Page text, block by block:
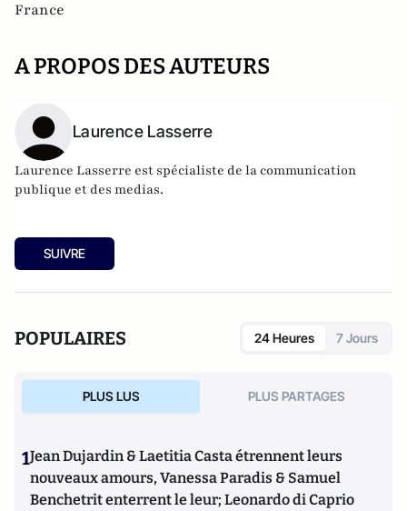
France
A PROPOS DES AUTEURS
Laurence Lasserre
Laurence Lasserre est spécialiste de la communication
publique et des medias.
SUIVRE
POPULAIRES 24 Heures 7 Jours
PLUS LUS PLUS PARTAGES
1Jean Dujardin & Laetitia Casta étrennent leurs
nouveaux amours, Vanessa Paradis & Samuel
Benchetrit enterrent le leur; Leonardo di Caprio